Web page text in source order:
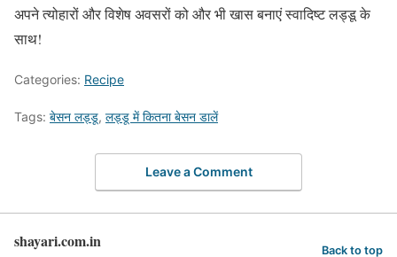
अपने त्योहारों और विशेष अवसरों को और भी खास बनाएं स्वादिष्ट लड्डू के
साथ!
Categories: Recipe
Tags: बेसन लड्डू, लड्डू में कितना बेसन डालें
Leave a Comment
shayari.com.in Back to top